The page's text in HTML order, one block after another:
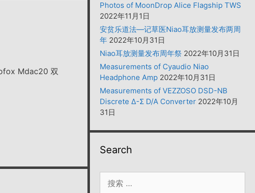
Mdac20 双
Photos of MoonDrop Alice Flagship TWS
2022年11月1日
安贫乐道法—记草医Niao耳放测量发布两周
年 2022年10月31日
Niao耳放测量发布周年祭 2022年10月31日
Measurements of Cyaudio Niao
Headphone Amp 2022年10月31日
Measurements of VEZZOSO DSD-NB
Discrete Δ-Σ D/A Converter 2022年10月
31日
Search
索：